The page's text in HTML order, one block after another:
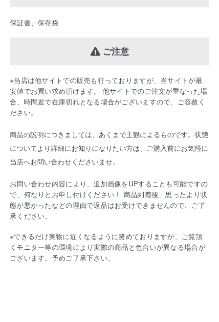
保証書、保存袋
ご注意
※当店は他サイトでの販売も行っておりますが、当サイトが最
安値でお買い求め頂けます。 他サイトでのご注文が重なった場
合、時間差で在庫切れとなる場合がございますので、ご容赦く
ださい。
商品の説明につきましては、あくまで主観によるものです。状態
についてより詳細にお知りになりたい方は、ご購入前にお気軽に
当店へお問い合わせくださいませ。
お問い合わせ内容により、追加画像をUPすることも可能ですの
で、何なりとお申し付けください！ 商品到着後、思ったより状
態が悪かったなどの理由で返品はお受けできませんので、ご了
承ください。
※できるだけ実物に近くなるように努めておりますが、ご覧頂
くモニター等の環境により実際の商品と色合いが異なる場合が
ございます。予めご了承下さい。